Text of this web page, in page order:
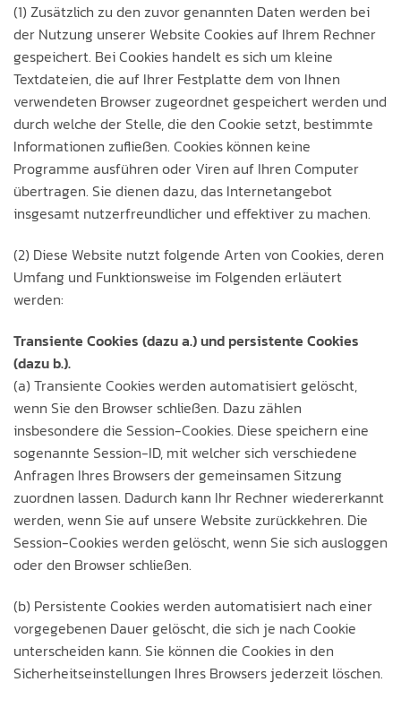
(1) Zusätzlich zu den zuvor genannten Daten werden bei
der Nutzung unserer Website Cookies auf Ihrem Rechner
gespeichert. Bei Cookies handelt es sich um kleine
Textdateien, die auf Ihrer Festplatte dem von Ihnen
verwendeten Browser zugeordnet gespeichert werden und
durch welche der Stelle, die den Cookie setzt, bestimmte
Informationen zufließen. Cookies können keine
Programme ausführen oder Viren auf Ihren Computer
übertragen. Sie dienen dazu, das Internetangebot
insgesamt nutzerfreundlicher und effektiver zu machen.
(2) Diese Website nutzt folgende Arten von Cookies, deren
Umfang und Funktionsweise im Folgenden erläutert
werden:
Transiente Cookies (dazu a.) und persistente Cookies
(dazu b.).
(a) Transiente Cookies werden automatisiert gelöscht,
wenn Sie den Browser schließen. Dazu zählen
insbesondere die Session-Cookies. Diese speichern eine
sogenannte Session-ID, mit welcher sich verschiedene
Anfragen Ihres Browsers der gemeinsamen Sitzung
zuordnen lassen. Dadurch kann Ihr Rechner wiedererkannt
werden, wenn Sie auf unsere Website zurückkehren. Die
Session-Cookies werden gelöscht, wenn Sie sich ausloggen
oder den Browser schließen.
(b) Persistente Cookies werden automatisiert nach einer
vorgegebenen Dauer gelöscht, die sich je nach Cookie
unterscheiden kann. Sie können die Cookies in den
Sicherheitseinstellungen Ihres Browsers jederzeit löschen.